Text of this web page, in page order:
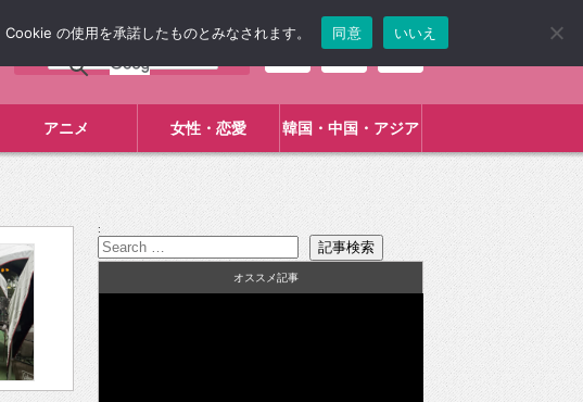
アニメ 女性・恋愛 韓国・中国・アジア
:
オススメ記事
の使用を承諾したものとみなされます。 同意 いいえ